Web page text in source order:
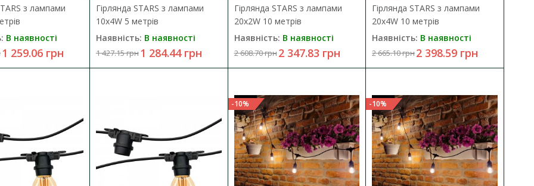
Гірлянда STARS з лампами 10х4W 5 метрів
Наявність: В наявності
В комплект входить: Гірлянда STARS патрон 10хЕ27 5м IP65 чорний
з лампами
В наявності
1 259.06 грн
Гірлянда STARS з лампами
10х4W 5 метрів
Наявність: В наявності
1 427.15 грн1 284.44 грн
Гірлянда STARS з лампами
20х2W 10 метрів
Наявність: В наявності
2 608.70 грн2 347.83 грн
Гірлянда STARS з лампами
20х4W 10 метрів
Наявність: В наявності
2 665.10 грн2 398.59 грн
-10% -10%